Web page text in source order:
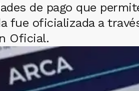
de pago que
fue oficializada a
Oficial.